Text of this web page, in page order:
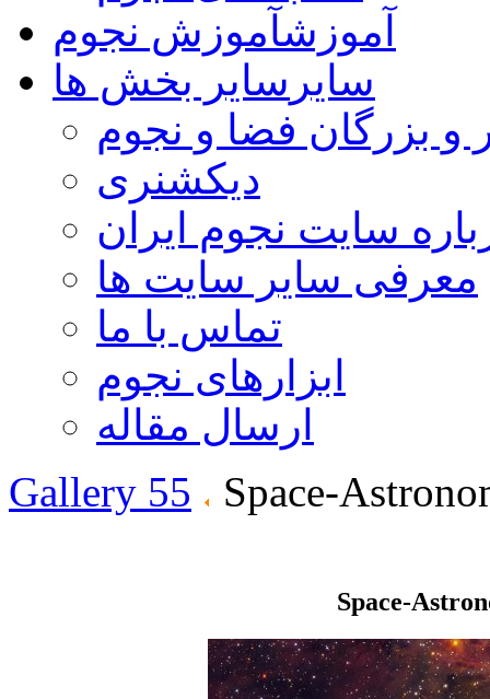
آموزشآموزش نجوم
سایر سایر بخش ها
و بزرگان فضا و نجوم
دیکشنری
سایت نجوم ایران
معرفی سایر سایت ها
تماس با ما
ابزارهای نجوم
ارسال مقاله
Gallery 55
Space-
Space-